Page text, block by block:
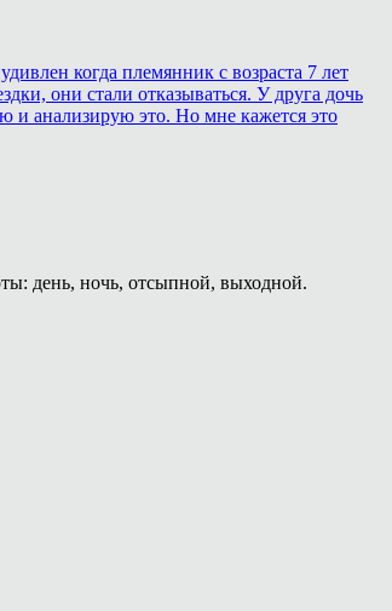
когда племянник с возраста 7 лет
они стали отказываться. У друга дочь
и анализирую это. Но мне кажется это
день, ночь, отсыпной, выходной.